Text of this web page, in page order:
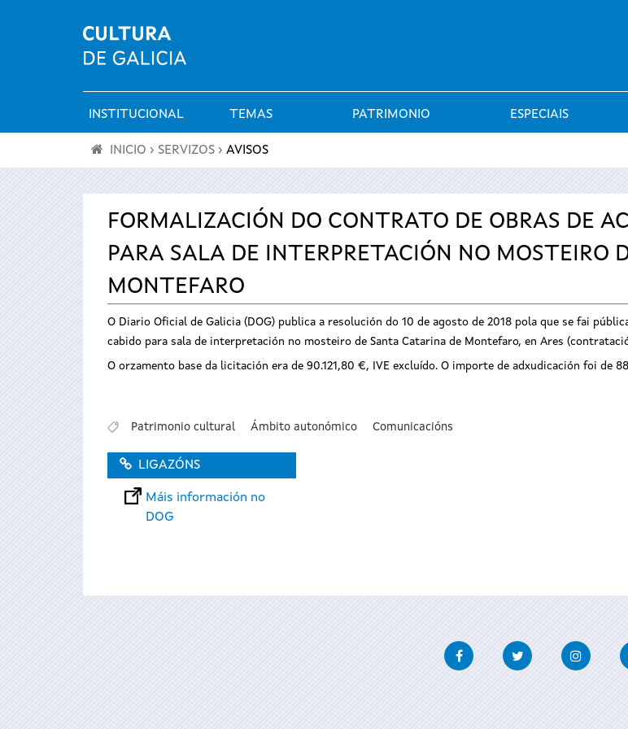
Menú
principal
INSTITUCIONAL TEMAS PATRIMONIO ESPECIAIS
está
aquí
INICIO › SERVIZOS › AVISOS
FORMALIZACIÓN DO CONTRATO DE OBRAS DE
PARA SALA DE INTERPRETACIÓN NO MOSTEIRO
MONTEFARO
O Diario Oficial de Galicia (DOG) publica a resolución do 10 de agosto de 2018 pola que se fai
cabido para sala de interpretación no mosteiro de Santa Catarina de Montefaro, en Ares
O orzamento base da licitación era de 90.121,80 €, IVE excluído. O importe de adxudicación foi de
Patrimonio cultural Ámbito autonómico Comunicacións
LIGAZÓNS
Máis información no
DOG
FacebookTwitter